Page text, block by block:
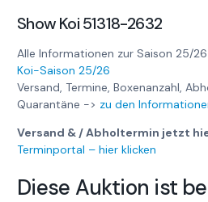
Show Koi 51318-2632
Alle Informationen zur Saison 25/
Koi-Saison 25/26
Versand, Termine, Boxenanzahl,
Quarantäne -> zu den
Versand & / Abholtermin jetzt
Terminportal – hier klicken
Diese Auktion ist